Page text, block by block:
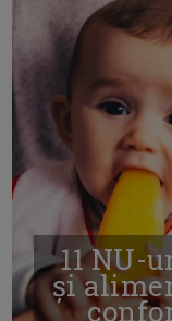
11 NU-
și